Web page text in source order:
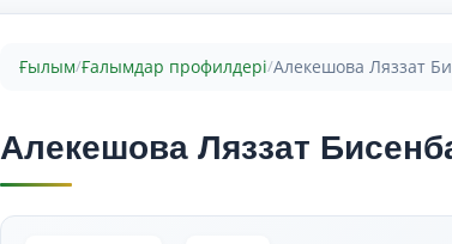
Ғылым/Ғалымдар профилдері/Алекешова Ляззат
Алекешова Ляззат